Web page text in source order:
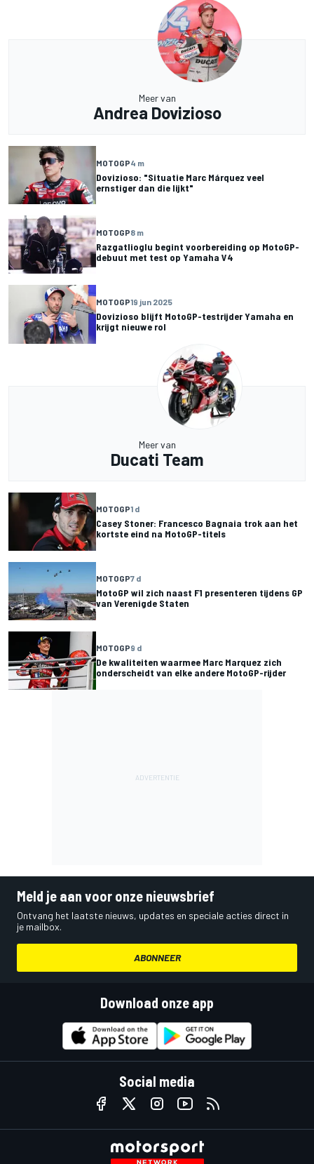
Meer van
Andrea Dovizioso
MOTOGP4 m
Dovizioso: "Situatie Marc Márquez veel
ernstiger dan die lijkt"
MOTOGP8 m
Razgatlioglu begint voorbereiding op MotoGP-
debuut met test op Yamaha V4
MOTOGP19 jun 2025
Dovizioso blijft MotoGP-testrijder Yamaha en
krijgt nieuwe rol
Meer van
Ducati Team
MOTOGP1 d
Casey Stoner: Francesco Bagnaia trok aan het
kortste eind na MotoGP-titels
MOTOGP7 d
MotoGP wil zich naast F1 presenteren tijdens GP
van Verenigde Staten
MOTOGP9 d
De kwaliteiten waarmee Marc Marquez zich
onderscheidt van elke andere MotoGP-rijder
Meld je aan voor onze nieuwsbrief
Ontvang het laatste nieuws, updates en speciale acties direct in
je mailbox.
ABONNEER
Download onze app
Social media